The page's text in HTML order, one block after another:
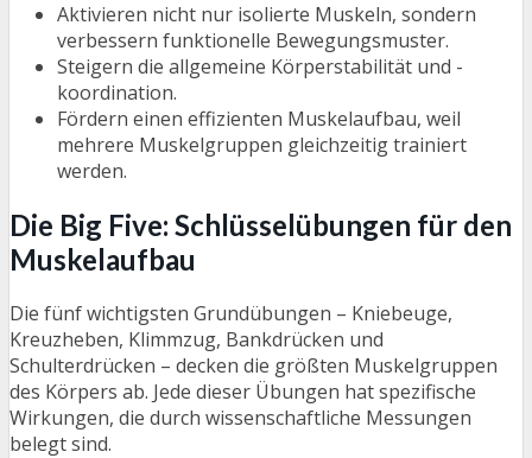
Aktivieren nicht nur isolierte Muskeln, sondern
verbessern funktionelle Bewegungsmuster.
Steigern die allgemeine Körperstabilität und -
koordination.
Fördern einen effizienten Muskelaufbau, weil
mehrere Muskelgruppen gleichzeitig trainiert
werden.
Die Big Five: Schlüsselübungen für den
Muskelaufbau
Die fünf wichtigsten Grundübungen – Kniebeuge,
Kreuzheben, Klimmzug, Bankdrücken und
Schulterdrücken – decken die größten Muskelgruppen
des Körpers ab. Jede dieser Übungen hat spezifische
Wirkungen, die durch wissenschaftliche Messungen
belegt sind.